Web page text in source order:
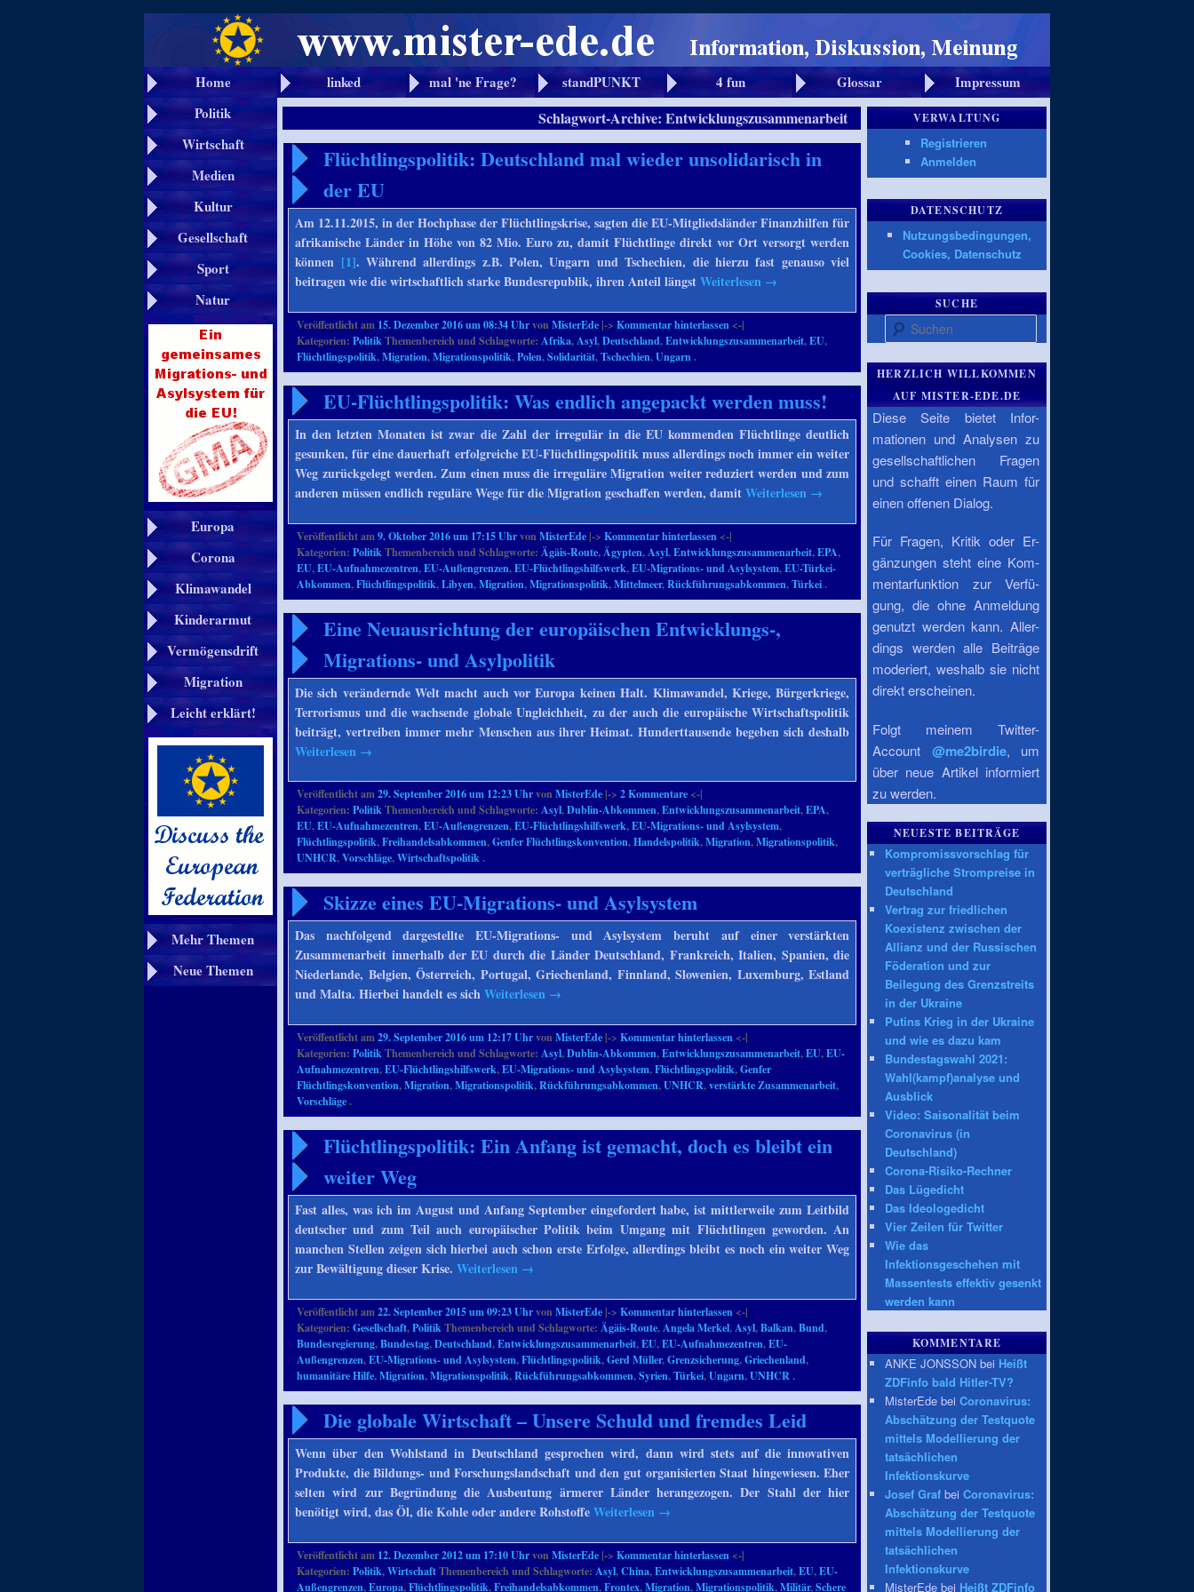
Home linked mal 'ne Frage? standPUNKT 4 fun Glossar
Impressum
Politik
Wirtschaft
Medien
Kultur
Gesellschaft
Sport
Natur
Europa
Corona
Klimawandel
Kinderarmut
Vermögensdrift
Migration
Leicht erklärt!
Mehr Themen
Neue Themen
Schlagwort-Archive:Entwicklungszusammenarbeit
Flüchtlingspolitik: Deutschland mal wieder unsolidarisch in
der EU
Am 12.11.2015, in der Hochphase der Flüchtlingskrise, sagten die EU-Mitgliedsländer Finanzhilfen für
afrikanische Länder in Höhe von 82 Mio. Euro zu, damit Flüchtlinge direkt vor Ort versorgt werden
können [1]. Während allerdings z.B. Polen, Ungarn und Tschechien, die hierzu fast genauso viel
beitragen wie die wirtschaftlich starke Bundesrepublik, ihren Anteil längstWeiterlesen →
Veröffentlicht am 15. Dezember 2016 um 08:34 UhrvonMisterEde |->Kommentar hinterlassen <-|
Kategorien:PolitikThemenbereich und Schlagworte:Afrika,Asyl,Deutschland,Entwicklungszusammenarbeit,EU,
Flüchtlingspolitik,Migration,Migrationspolitik,Polen,Solidarität,Tschechien,Ungarn.
EU-Flüchtlingspolitik: Was endlich angepackt werden muss!
In den letzten Monaten ist zwar die Zahl der irregulär in die EU kommenden Flüchtlinge deutlich
gesunken, für eine dauerhaft erfolgreiche EU-Flüchtlingspolitik muss allerdings noch immer ein weiter
Weg zurückgelegt werden. Zum einen muss die irreguläre Migration weiter reduziert werden und zum
anderen müssen endlich reguläre Wege für die Migration geschaffen werden, damitWeiterlesen →
Veröffentlicht am9. Oktober 2016 um 17:15 UhrvonMisterEde |->Kommentar hinterlassen <-|
Kategorien:PolitikThemenbereich und Schlagworte:Ägäis-Route,Ägypten,Asyl,Entwicklungszusammenarbeit,EPA,
EU,EU-Aufnahmezentren,EU-Außengrenzen,EU-Flüchtlingshilfswerk,EU-Migrations- und Asylsystem,EU-Türkei-
Abkommen,Flüchtlingspolitik,Libyen,Migration,Migrationspolitik,Mittelmeer,Rückführungsabkommen,Türkei.
Eine Neuausrichtung der europäischen Entwicklungs-,
Migrations- und Asylpolitik
Die sich verändernde Welt macht auch vor Europa keinen Halt. Klimawandel, Kriege, Bürgerkriege,
Terrorismus und die wachsende globale Ungleichheit, zu der auch die europäische Wirtschaftspolitik
beiträgt, vertreiben immer mehr Menschen aus ihrer Heimat. Hunderttausende begeben sich deshalb
Weiterlesen →
Veröffentlicht am29. September 2016 um 12:23 UhrvonMisterEde |->2Kommentare <-|
Kategorien:PolitikThemenbereich und Schlagworte:Asyl,Dublin-Abkommen,Entwicklungszusammenarbeit,EPA,
EU,EU-Aufnahmezentren,EU-Außengrenzen,EU-Flüchtlingshilfswerk,EU-Migrations- und Asylsystem,
Flüchtlingspolitik,Freihandelsabkommen,Genfer Flüchtlingskonvention,Handelspolitik,Migration,Migrationspolitik,
UNHCR,Vorschläge,Wirtschaftspolitik.
Skizze eines EU-Migrations- und Asylsystem
Das nachfolgend dargestellte EU-Migrations- und Asylsystem beruht auf einer verstärkten
Zusammenarbeit innerhalb der EU durch die Länder Deutschland, Frankreich, Italien, Spanien, die
Niederlande, Belgien, Österreich, Portugal, Griechenland, Finnland, Slowenien, Luxemburg, Estland
und Malta. Hierbei handelt es sichWeiterlesen →
Veröffentlicht am29. September 2016 um 12:17 UhrvonMisterEde |->Kommentar hinterlassen <-|
Kategorien:PolitikThemenbereich und Schlagworte:Asyl,Dublin-Abkommen,Entwicklungszusammenarbeit,EU,EU-
Aufnahmezentren,EU-Flüchtlingshilfswerk,EU-Migrations- und Asylsystem,Flüchtlingspolitik,Genfer
Flüchtlingskonvention,Migration,Migrationspolitik,Rückführungsabkommen,UNHCR,verstärkte Zusammenarbeit,
Vorschläge.
Flüchtlingspolitik: Ein Anfang ist gemacht, doch es bleibt ein
weiter Weg
Fast alles, was ich im August und Anfang September eingefordert habe, ist mittlerweile zum Leitbild
deutscher und zum Teil auch europäischer Politik beim Umgang mit Flüchtlingen geworden. An
manchen Stellen zeigen sich hierbei auch schon erste Erfolge, allerdings bleibt es noch ein weiter Weg
zur Bewältigung dieser Krise.Weiterlesen →
Veröffentlicht am22. September 2015 um 09:23 UhrvonMisterEde |->Kommentar hinterlassen <-|
Kategorien:Gesellschaft,PolitikThemenbereich und Schlagworte:Ägäis-Route,Angela Merkel,Asyl,Balkan,Bund,
Bundesregierung,Bundestag,Deutschland,Entwicklungszusammenarbeit,EU,EU-Aufnahmezentren,EU-
Außengrenzen,EU-Migrations- und Asylsystem,Flüchtlingspolitik,Gerd Müller,Grenzsicherung,Griechenland,
humanitäre Hilfe,Migration,Migrationspolitik,Rückführungsabkommen,Syrien,Türkei,Ungarn,UNHCR.
Die globale Wirtschaft – Unsere Schuld und fremdes Leid
Wenn über den Wohlstand in Deutschland gesprochen wird, dann wird stets auf die innovativen
Produkte, die Bildungs- und Forschungslandschaft und den gut organisierten Staat hingewiesen. Eher
selten wird zur Begründung die Ausbeutung ärmerer Länder herangezogen. Der Stahl der hier
benötigt wird, das Öl, die Kohle oder andere RohstoffeWeiterlesen →
Veröffentlicht am 12. Dezember 2012 um 17:10 UhrvonMisterEde |->Kommentar hinterlassen <-|
Kategorien:Politik,WirtschaftThemenbereich und Schlagworte:Asyl,China,Entwicklungszusammenarbeit,EU,EU-
Außengrenzen,Europa,Flüchtlingspolitik,Freihandelsabkommen,Frontex,Migration,Migrationspolitik,Militär,Schere
VERWALTUNG
Registrieren
Anmelden
DATENSCHUTZ
Nutzungsbedingungen,
Cookies, Datenschutz
SUCHE
Suchen
HERZLICH WILLKOMMEN
AUF MISTER-EDE.DE
Diese Seite bietet Infor-
mationen und Analysen zu
gesellschaftlichen Fragen
und schafft einen Raum für
einen offenen Dialog.
Für Fragen, Kritik oder Er-
gänzungen steht eine Kom-
mentarfunktion zur Verfü-
gung, die ohne Anmeldung
genutzt werden kann. Aller-
dings werden alle Beiträge
moderiert, weshalb sie nicht
direkt erscheinen.
Folgt meinem Twitter-
Account @me2birdie, um
über neue Artikel informiert
zu werden.
NEUESTE BEITRÄGE
Kompromissvorschlag für
verträgliche Strompreise in
Deutschland
Vertrag zur friedlichen
Koexistenz zwischen der
Allianz und der Russischen
Föderation und zur
Beilegung des Grenzstreits
in der Ukraine
Putins Krieg in der Ukraine
und wie es dazu kam
Bundestagswahl 2021:
Wahl(kampf)analyse und
Ausblick
Video: Saisonalität beim
Coronavirus (in
Deutschland)
Corona-Risiko-Rechner
Das Lügedicht
Das Ideologedicht
Vier Zeilen für Twitter
Wie das
Infektionsgeschehen mit
Massentests effektiv gesenkt
werden kann
KOMMENTARE
ANKE JONSSON bei Heißt
ZDFinfo bald Hitler-TV?
MisterEde bei Coronavirus:
Abschätzung der Testquote
mittels Modellierung der
tatsächlichen
Infektionskurve
Josef Graf bei Coronavirus:
Abschätzung der Testquote
mittels Modellierung der
tatsächlichen
Infektionskurve
MisterEde bei Heißt ZDFinfo